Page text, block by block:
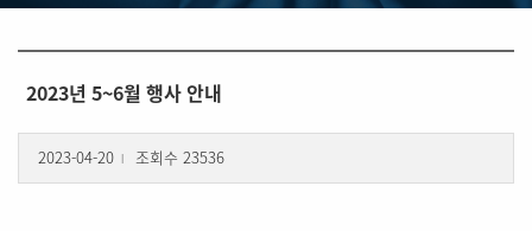
2023년 5~6월 행사 안내
2023-04-20 l 조회수 23536